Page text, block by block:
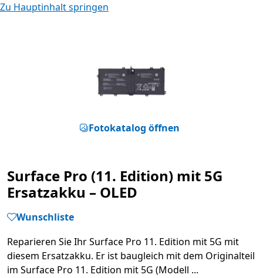
Zu Hauptinhalt springen
Fotokatalog öffnen
Surface Pro (11. Edition) mit 5G
Ersatzakku – OLED
Wunschliste
Reparieren Sie Ihr Surface Pro 11. Edition mit 5G mit
diesem Ersatzakku. Er ist baugleich mit dem Originalteil
im Surface Pro 11. Edition mit 5G (Modell ...